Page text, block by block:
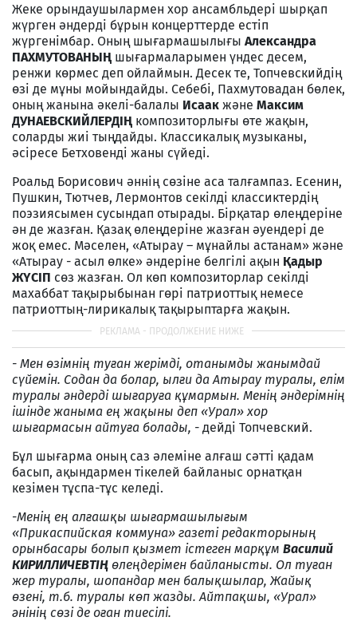
Жеке орындаушылармен хор ансамбльдері шырқап
жүрген әндерді бұрын концерттерде естіп
жүргенімбар. Оның шығармашылығы Александра
ПАХМУТОВАНЫҢ шығармаларымен үндес десем,
ренжи көрмес деп ойлаймын. Десек те, Топчевскийдің
өзі де мұны мойындайды. Себебі, Пахмутовадан бөлек,
оның жанына әкелі-балалы Исаак және Максим
ДУНАЕВСКИЙЛЕРДІҢ композиторлығы өте жақын,
соларды жиі тыңдайды. Классикалық музыканы,
әсіресе Бетховенді жаны сүйеді.
Роальд Борисович әннің сөзіне аса талғампаз. Есенин,
Пушкин, Тютчев, Лермонтов секілді классиктердің
поэзиясымен сусындап отырады. Бірқатар өлеңдеріне
ән де жазған. Қазақ өлеңдеріне жазған әуендері де
жоқ емес. Мәселен, «Атырау – мұнайлы астанам» және
«Атырау - асыл өлке» әндеріне белгілі ақын Қадыр
ЖҮСІП сөз жазған. Ол көп композиторлар секілді
махаббат тақырыбынан гөрі патриоттық немесе
патриоттың-лирикалық тақырыптарға жақын.
- Мен өзімнің туған жерімді, отанымды жанымдай
сүйемін. Содан да болар, ылғи да Атырау туралы, елім
туралы әндерді шығаруға құмармын. Менің әндерімнің
ішінде жаныма ең жақыны деп «Урал» хор
шығармасын айтуға болады, - дейді Топчевский.
Бұл шығарма оның саз әлеміне алғаш сәтті қадам
басып, ақындармен тікелей байланыс орнатқан
кезімен тұспа-тұс келеді.
-Менің ең алғашқы шығармашылығым
«Прикаспийская коммуна» газеті редакторының
орынбасары болып қызмет істеген марқұм Василий
КИРИЛЛИЧЕВТІҢ өлеңдерімен байланысты. Ол туған
жер туралы, шопандар мен балықшылар, Жайық
өзені, т.б. туралы көп жазды. Айтпақшы, «Урал»
әнінің сөзі де оған тиесілі.